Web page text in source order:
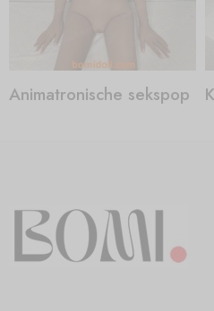
Animatronische sekspop